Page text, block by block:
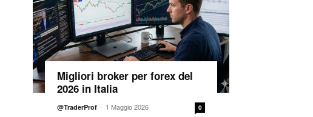
Migliori broker per forex del
2026 in Italia
@TraderProf - 1 Maggio 2026 0